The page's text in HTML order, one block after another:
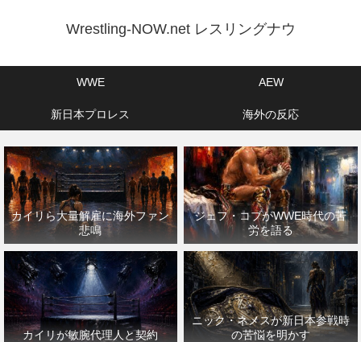
Wrestling-NOW.net レスリングナウ
WWE AEW
新日本プロレス 海外の反応
カイリら大量解雇に海外ファン
悲鳴
ジェフ・コブがWWE時代の苦
労を語る
カイリが敏腕代理人と契約
ニック・ネメスが新日本参戦時
の苦悩を明かす